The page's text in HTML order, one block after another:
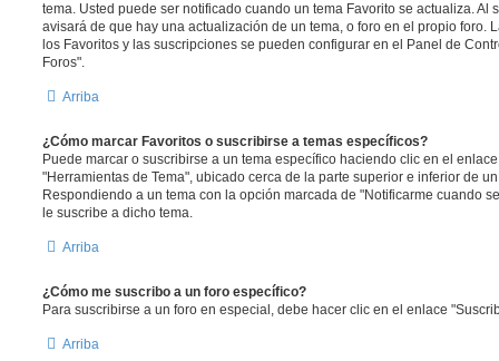
tema. Usted puede ser notificado cuando un tema Favorito se actualiza. Al
avisará de que hay una actualización de un tema, o foro en el propio foro.
los Favoritos y las suscripciones se pueden configurar en el Panel de
Foros".
Arriba
¿Cómo marcar Favoritos o suscribirse a temas específicos?
Puede marcar o suscribirse a un tema específico haciendo clic en el
"Herramientas de Tema", ubicado cerca de la parte superior e inferior de
Respondiendo a un tema con la opción marcada de "Notificarme cuando
le suscribe a dicho tema.
Arriba
¿Cómo me suscribo a un foro específico?
Para suscribirse a un foro en especial, debe hacer clic en el enlace
Arriba